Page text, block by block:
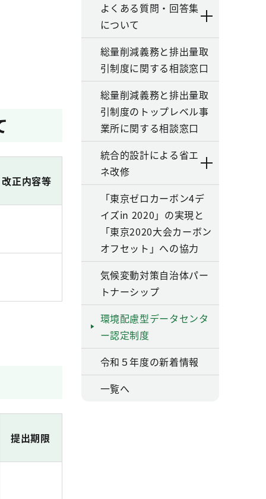
改正内容等
提出期限
よくある質問・回答集
について
総量削減義務と排出量取
引制度に関する相談窓口
総量削減義務と排出量取
引制度のトップレベル事
業所に関する相談窓口
統合的設計による省エ
ネ改修
「東京ゼロカーボン4デ
イズin 2020」の実現と
「東京2020大会カーボン
オフセット」への協力
気候変動対策自治体パー
トナーシップ
環境配慮型データセンタ
ー認定制度
令和５年度の新着情報
一覧へ